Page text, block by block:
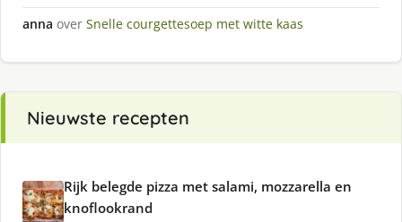
anna over Snelle courgettesoep met witte kaas
Nieuwste recepten
Rijk belegde pizza met salami, mozzarella en
knoflookrand